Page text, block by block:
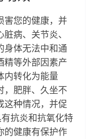
害您的健康，并
病、关节炎、
身体无法中和通
精等外部因素产
内转化为能量
，肥胖、久坐不
这种情况，并促
抗炎和抗氧化特
的健康有保护作